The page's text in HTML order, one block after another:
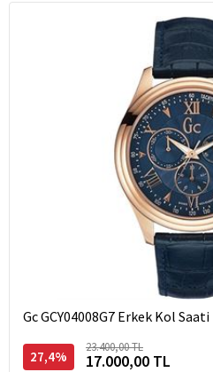
Gc GCY04008G7 Erkek Kol Saati
27,4%
23.400,00 TL
17.000,00 TL